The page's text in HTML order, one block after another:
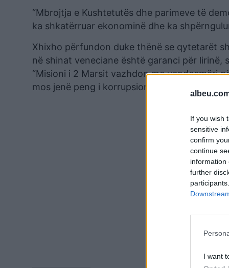
If you wish
sensitive
confirm
continue
information
further
I want
“Mbrojtja e Kushtetutës dhe parimeve të
ka shkatërruar ekonominë dhe ka
Xhixho përfundon duke thënë se qytetarët
në shinat veneciane është garanci për
“Misioni i 2 Marsit vazhdon me vendosmëri
mos jenë peng i korrupsionit dhe krimit